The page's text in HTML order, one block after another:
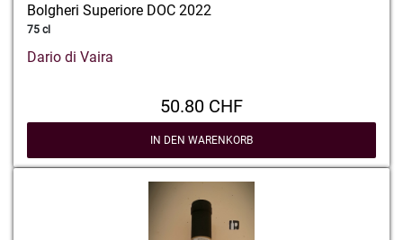
Bolgheri Superiore DOC 2022
75 cl
Dario di Vaira
50.80 CHF
IN DEN WARENKORB